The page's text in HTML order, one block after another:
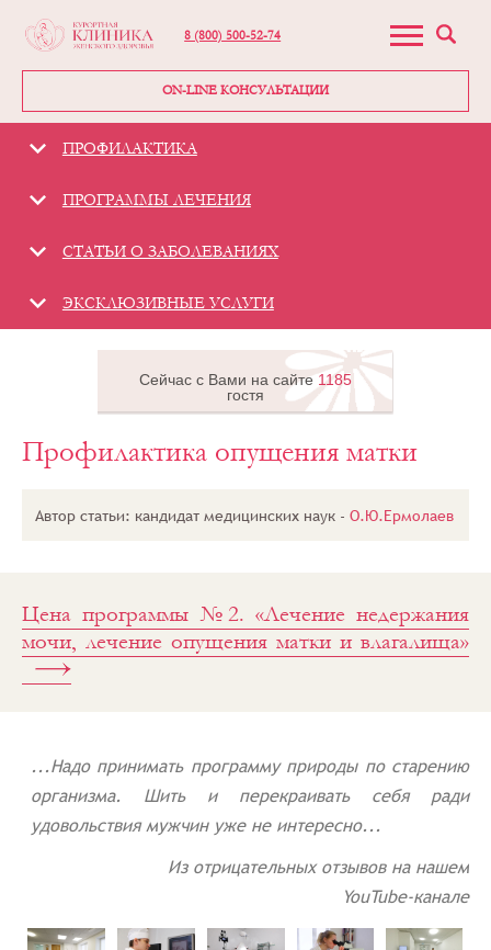
8 (800) 500-52-74
ON-LINE КОНСУЛЬТАЦИИ
ПРОФИЛАКТИКА
ПРОГРАММЫ ЛЕЧЕНИЯ
СТАТЬИ О ЗАБОЛЕВАНИЯХ
ЭКСКЛЮЗИВНЫЕ УСЛУГИ
Сейчас с Вами на сайте1185
гостя
Гинекологическая
клиника -
Профилактика опущения матки
Автор статьи: кандидат медицинских наук -О.Ю.Ермолаев
Цена программы №2. «Лечение недержания
мочи, лечение опущения матки и влагалища»
...Надо принимать программу природы по старению
организма. Шить и перекраивать себя ради
удовольствия мужчин уже не интересно...
Из отрицательных отзывов на нашем
YouTube-канале